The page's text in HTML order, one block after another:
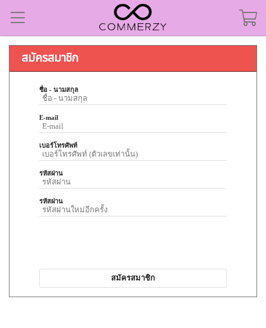
สมัครสมาชิก
ชื่อ - นามสกุล
E-mail
เบอร์โทรศัพท์
รหัสผ่าน
รหัสผ่าน
สมัครสมาชิก